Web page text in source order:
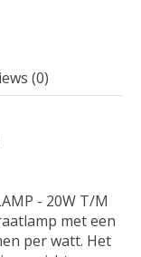
(0)
- 20W T/M
met een
per watt. Het